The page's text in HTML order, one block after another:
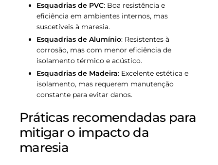
Esquadrias de PVC: Boa resistência e
eficiência em ambientes internos, mas
suscetíveis à maresia.
Esquadrias de Alumínio: Resistentes à
corrosão, mas com menor eficiência de
isolamento térmico e acústico.
Esquadrias de Madeira: Excelente estética e
isolamento, mas requerem manutenção
constante para evitar danos.
Práticas recomendadas para
mitigar o impacto da
maresia